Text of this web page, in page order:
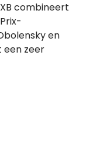
combineert
en
een zeer